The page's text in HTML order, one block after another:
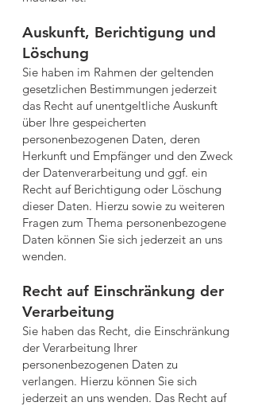
Auskunft, Berichtigung und
Löschung
Sie haben im Rahmen der geltenden
gesetzlichen Bestimmungen jederzeit
das Recht auf unentgeltliche Auskunft
über Ihre gespeicherten
personenbezogenen Daten, deren
Herkunft und Empfänger und den Zweck
der Datenverarbeitung und ggf. ein
Recht auf Berichtigung oder Löschung
dieser Daten. Hierzu sowie zu weiteren
Fragen zum Thema personenbezogene
Daten können Sie sich jederzeit an uns
wenden.
Recht auf Einschränkung der
Verarbeitung
Sie haben das Recht, die Einschränkung
der Verarbeitung Ihrer
personenbezogenen Daten zu
verlangen. Hierzu können Sie sich
jederzeit an uns wenden. Das Recht auf